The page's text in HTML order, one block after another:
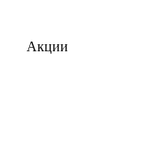
Акции